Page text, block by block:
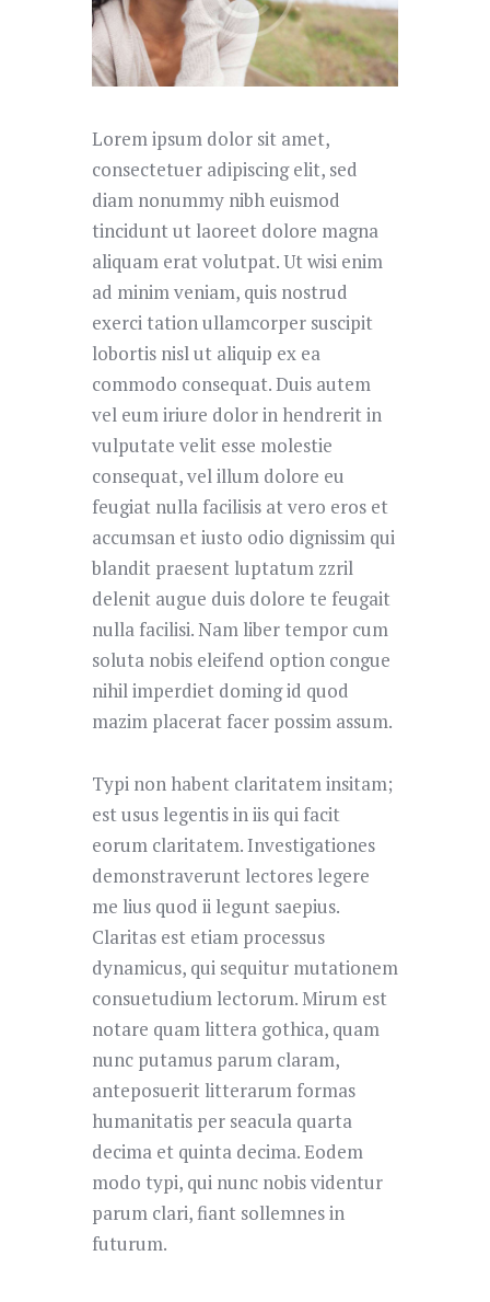
Lorem ipsum dolor sit amet,
consectetuer adipiscing elit, sed
diam nonummy nibh euismod
tincidunt ut laoreet dolore magna
aliquam erat volutpat. Ut wisi enim
ad minim veniam, quis nostrud
exerci tation ullamcorper suscipit
lobortis nisl ut aliquip ex ea
commodo consequat. Duis autem
vel eum iriure dolor in hendrerit in
vulputate velit esse molestie
consequat, vel illum dolore eu
feugiat nulla facilisis at vero eros et
accumsan et iusto odio dignissim qui
blandit praesent luptatum zzril
delenit augue duis dolore te feugait
nulla facilisi. Nam liber tempor cum
soluta nobis eleifend option congue
nihil imperdiet doming id quod
mazim placerat facer possim assum.
Typi non habent claritatem insitam;
est usus legentis in iis qui facit
eorum claritatem. Investigationes
demonstraverunt lectores legere
me lius quod ii legunt saepius.
Claritas est etiam processus
dynamicus, qui sequitur mutationem
consuetudium lectorum. Mirum est
notare quam littera gothica, quam
nunc putamus parum claram,
anteposuerit litterarum formas
humanitatis per seacula quarta
decima et quinta decima. Eodem
modo typi, qui nunc nobis videntur
parum clari, fiant sollemnes in
futurum.